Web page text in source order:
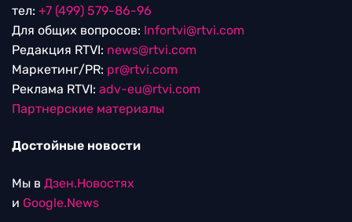
тел: +7 (499) 579-86-96
Для общих вопросов: Infortvi@rtvi.com
Редакция RTVI: news@rtvi.com
Маркетинг/PR: pr@rtvi.com
Реклама RTVI: adv-eu@rtvi.com
Партнерские материалы
Достойные новости
Мы в Дзен.Новостях
и Google.News